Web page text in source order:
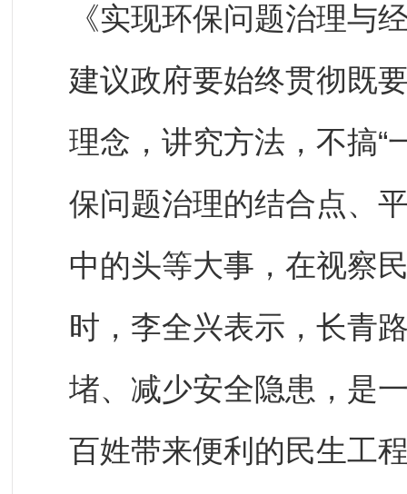
《实现环保问题治理与
建议政府要始终贯彻既
理念，讲究方法，不搞“
保问题治理的结合点、
中的头等大事，在视察
时，李全兴表示，长青
堵、减少安全隐患，是
百姓带来便利的民生工